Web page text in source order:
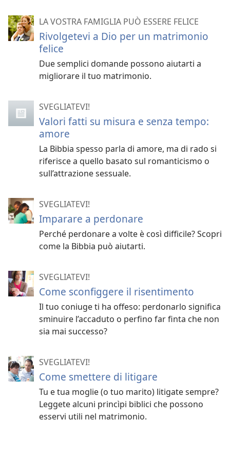
LA VOSTRA FAMIGLIA PUÒ ESSERE FELICE
Rivolgetevi a Dio per un matrimonio
felice
Due semplici domande possono aiutarti a
migliorare il tuo matrimonio.
SVEGLIATEVI!
Valori fatti su misura e senza tempo:
amore
La Bibbia spesso parla di amore, ma di rado si
riferisce a quello basato sul romanticismo o
sull’attrazione sessuale.
SVEGLIATEVI!
Imparare a perdonare
Perché perdonare a volte è così difficile? Scopri
come la Bibbia può aiutarti.
SVEGLIATEVI!
Come sconfiggere il risentimento
Il tuo coniuge ti ha offeso: perdonarlo significa
sminuire l’accaduto o perfino far finta che non
sia mai successo?
SVEGLIATEVI!
Come smettere di litigare
Tu e tua moglie (o tuo marito) litigate sempre?
Leggete alcuni princìpi biblici che possono
esservi utili nel matrimonio.